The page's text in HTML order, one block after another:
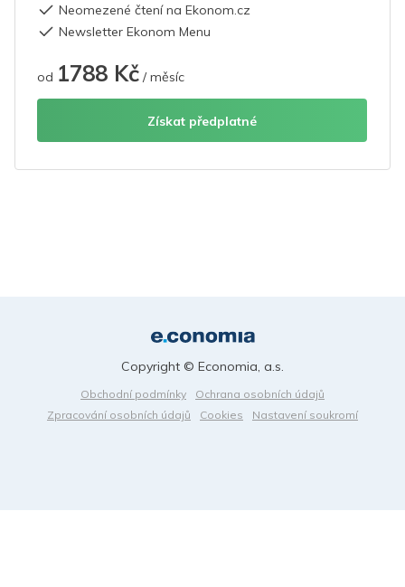
Neomezené čtení na Ekonom.cz
Newsletter Ekonom Menu
od 1788 Kč / měsíc
Získat předplatné
Obchodní podmínky
Ochrana osobních údajů
Zpracování osobních údajů
Cookies Nastavení soukromí
Copyright © Economia, a.s.